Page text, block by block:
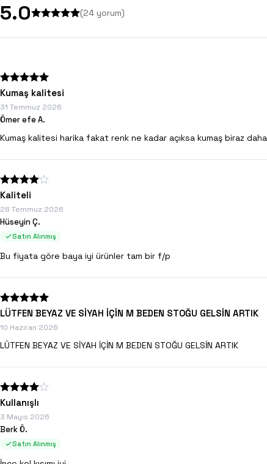
5.0 (24 yorum)
Kumaş kalitesi
31 Temmuz 2026
Ömer efe A.
Kumaş kalitesi harika fakat renk ne kadar açıksa kumaş biraz
Kaliteli
28 Temmuz 2026
Hüseyin Ç.
Satın Alınmış
Bu fiyata göre baya iyi ürünler tam bir f/p
LÜTFEN BEYAZ VE SİYAH İÇİN M BEDEN STOĞU GELSİN ARTIK
10 Haziran 2026
LÜTFEN BEYAZ VE SİYAH İÇİN M BEDEN STOĞU GELSİN ARTIK
Kullanışlı
3 Mayıs 2026
Berk Ö.
Satın Alınmış